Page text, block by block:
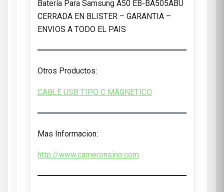
Batería Para Samsung A50 EB-BA505ABU
CERRADA EN BLISTER – GARANTIA –
ENVIOS A TODO EL PAIS
Otros Productos:
CABLE USB TIPO C MAGNETICO
Mas Informacion:
http://www.cameronsino.com